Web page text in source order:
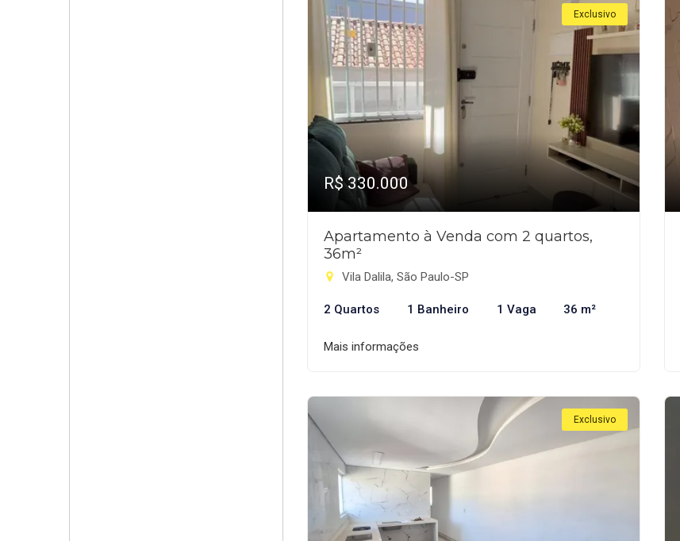
Exclusivo
R$ 330.000
Apartamento à Venda com 2 quartos,
36m²
Vila Dalila, São Paulo-SP
2 Quartos 1 Banheiro 1 Vaga 36 m²
Mais informações
Exclusivo